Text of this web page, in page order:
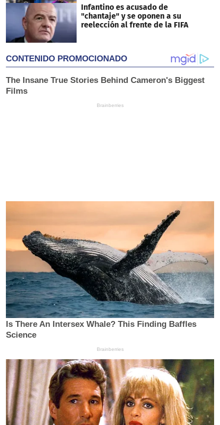
Infantino es acusado de
"chantaje" y se oponen a su
reelección al frente de la FIFA